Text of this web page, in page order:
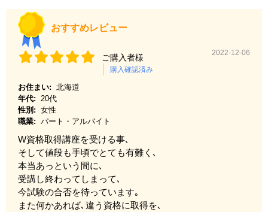
おすすめレビュー
ご購入者様
購入確認済み
2022-12-06
お住まい: 北海道
年代:
20代
性別: 女性
職業: パート・アルバイト
W資格取得講座を受ける事､
そして値段も手頃でとても有難く､
本当あっという間に､
受講し終わってしまって､
今試験の合否を待っています｡
また何かあれば､違う資格に取得を､